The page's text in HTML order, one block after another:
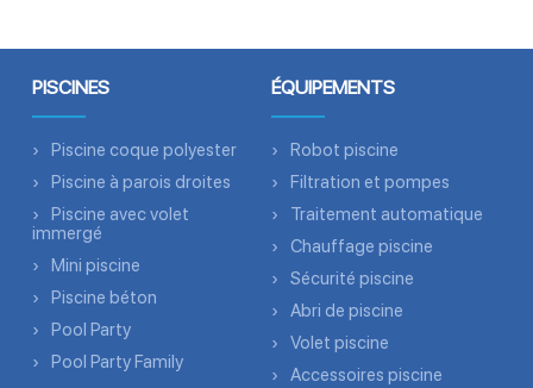
PISCINES
Piscine coque polyester
Piscine à parois droites
Piscine avec volet
immergé
Mini piscine
Piscine béton
Pool Party
Pool Party Family
ÉQUIPEMENTS
Robot piscine
Filtration et pompes
Traitement automatique
Chauffage piscine
Sécurité piscine
Abri de piscine
Volet piscine
Accessoires piscine